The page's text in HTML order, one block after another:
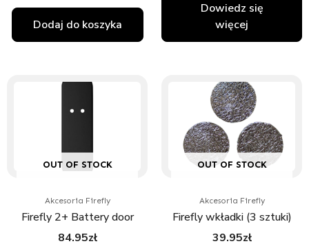
Dodaj do koszyka
Dowiedz się
więcej
OUT OF STOCK
Akcesoria Firefly
Firefly 2+ Battery door
84.95zł
OUT OF STOCK
Akcesoria Firefly
Firefly wkładki (3 sztuki)
39.95zł